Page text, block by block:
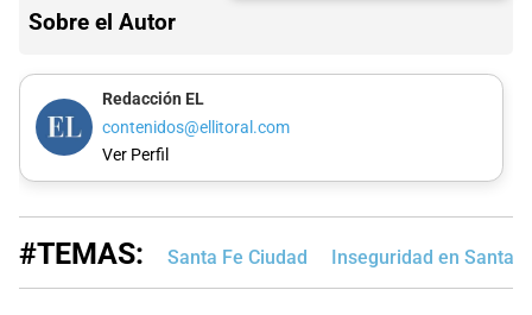
Sobre el Autor
Redacción EL
contenidos@ellitoral.com
Ver Perfil
#TEMAS: Santa Fe Ciudad Inseguridad en Santa